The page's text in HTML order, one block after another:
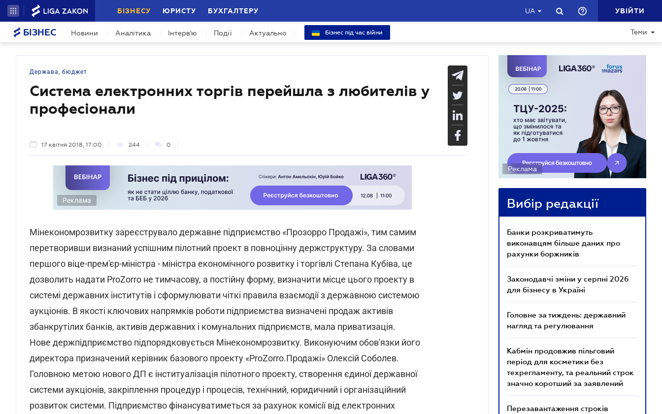
БІЗНЕСУ ЮРИСТУ БУХГАЛТЕРУ UA УВІЙТИ
БІЗНЕС Новини Аналітика Інтерв'ю Події Актуально Бізнес під час війни Теми
Держава, бюджет
Система електронних торгів перейшла з любителів у
професіонали
17 квітня 2018, 17:00 244 0
Реклама
Мінекономрозвитку зареєструвало державне підприємство «Прозорро Продажі», тим самим
перетворивши визнаний успішним пілотний проект в повноцінну держструктуру. За словами
першого віце-прем'єр-міністра - міністра економічного розвитку і торгівлі Степана Кубіва, це
дозволить надати ProZorro не тимчасову, а постійну форму, визначити місце цього проекту в
системі державних інститутів і сформулювати чіткі правила взаємодії з державною системою
аукціонів. В якості ключових напрямків роботи підприємства визначені продаж активів
збанкрутілих банків, активів державних і комунальних підприємств, мала приватизація.
Нове держпідприємство підпорядковується Мінекономрозвитку. Виконуючим обов'язки його
директора призначений керівник базового проекту «ProZorro.Продажі» Олексій Соболев.
Головною метою нового ДП є інституалізація пілотного проекту, створення єдиної державної
системи аукціонів, закріплення процедур і процесів, технічний, юридичний і організаційний
розвиток системи. Підприємство фінансуватиметься за рахунок комісії від електронних
Реклама
Вибір редакції
Банки розкриватимуть
виконавцям більше даних про
рахунки боржників
Законодавчі зміни у серпні 2026
для бізнесу в Україні
Головне за тиждень: державний
нагляд та регулювання
Кабмін продовжив пільговий
період для косметики без
техрегламенту, та реальний строк
значно коротший за заявлений
Перезавантаження строків